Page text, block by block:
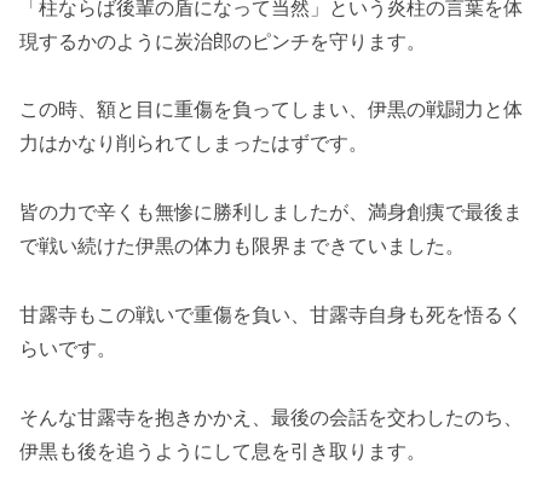
「柱ならば後輩の盾になって当然」という炎柱の言葉を体
現するかのように炭治郎のピンチを守ります。
この時、額と目に重傷を負ってしまい、伊黒の戦闘力と体
力はかなり削られてしまったはずです。
皆の力で辛くも無惨に勝利しましたが、満身創痍で最後ま
で戦い続けた伊黒の体力も限界まできていました。
甘露寺もこの戦いで重傷を負い、甘露寺自身も死を悟るく
らいです。
そんな甘露寺を抱きかかえ、最後の会話を交わしたのち、
伊黒も後を追うようにして息を引き取ります。